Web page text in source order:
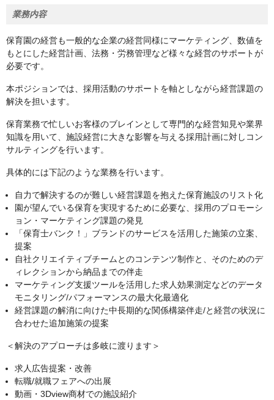
業務内容
保育園の経営も一般的な企業の経営同様にマーケティング、数値を
もとにした経営計画、法務・労務管理など様々な経営のサポートが
必要です。
本ポジションでは、採用活動のサポートを軸としながら経営課題の
解決を担います。
保育業務で忙しいお客様のブレインとして専門的な経営知見や業界
知識を用いて、施設経営に大きな影響を与える採用計画に対しコン
サルティングを行います。
具体的には下記のような業務を行います。
自力で解決するのが難しい経営課題を抱えた保育施設のリスト化
園が望んでいる保育を実現するために必要な、採用のプロモーシ
ョン・マーケティング課題の発見
「保育士バンク！」ブランドのサービスを活用した施策の立案、
提案
自社クリエイティブチームとのコンテンツ制作と、そのためのデ
ィレクションから納品までの伴走
マーケティング支援ツールを活用した求人効果測定などのデータ
モニタリング/パフォーマンスの最大化最適化
経営課題の解消に向けた中長期的な関係構築伴走/と経営の状況に
合わせた追加施策の提案
＜解決のアプローチは多岐に渡ります＞
求人広告提案・改善
転職/就職フェアへの出展
動画・3Dview商材での施設紹介